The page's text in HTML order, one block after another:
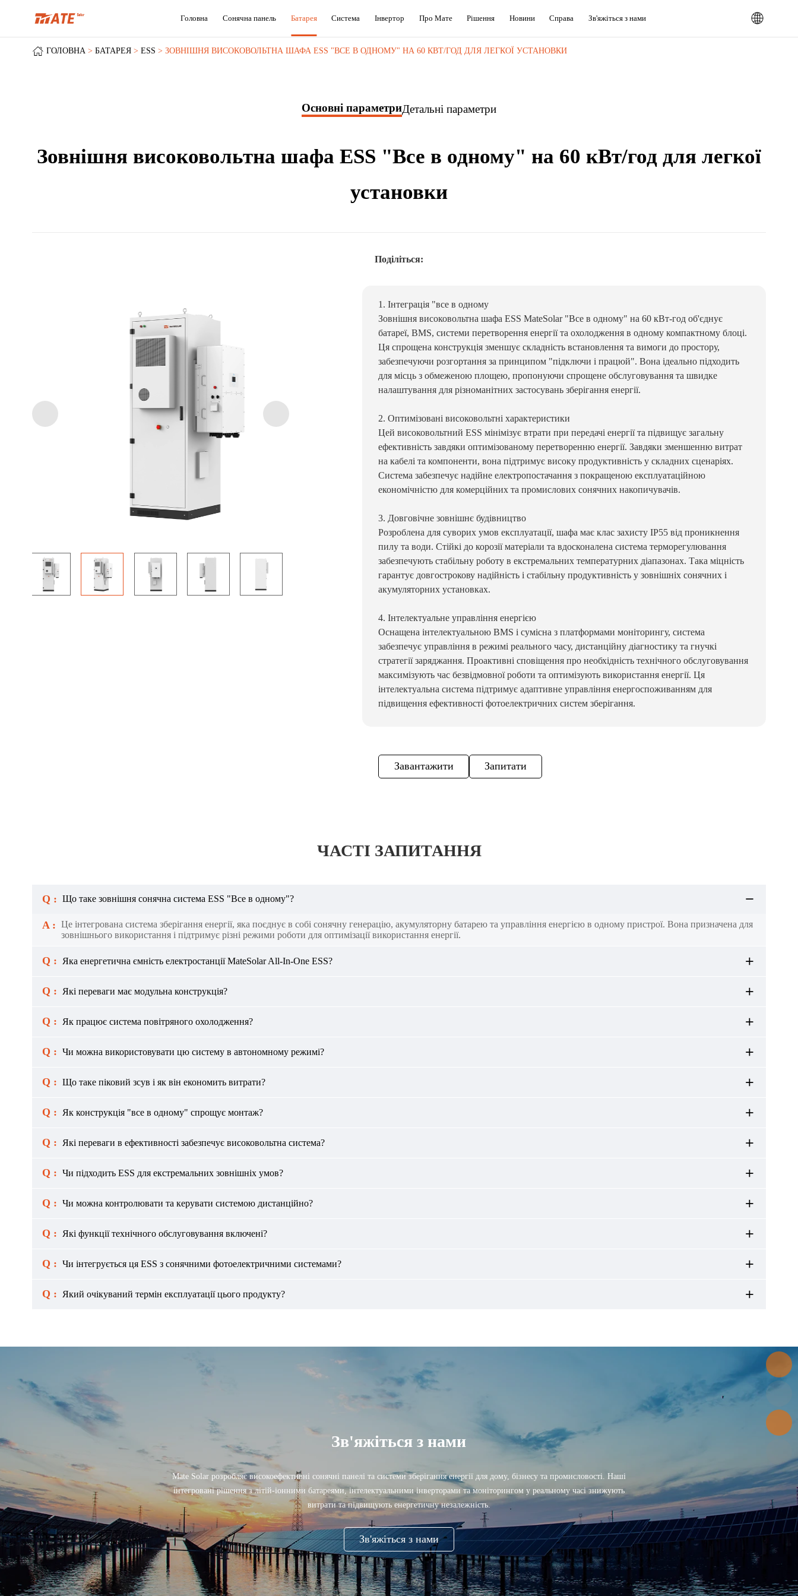
Головна Сонячна панель Батарея Система Інвертор Про Мате Рішення Новини Справа Зв'яжіться з нами
ГОЛОВНА БАТАРЕЯ ESS ЗОВНІШНЯ ВИСОКОВОЛЬТНА ШАФА ESS "ВСЕ В ОДНОМУ" НА 60 КВТ/ГОД ДЛЯ ЛЕГКОЇ УСТАНОВКИ
Основні параметриДетальні параметри
Зовнішня високовольтна шафа ESS "Все в одному" на 60 кВт/год для легкої
установки
Поділіться:
1. Інтеграція "все в одному
Зовнішня високовольтна шафа ESS MateSolar "Все в одному" на 60 кВт-год об'єднує
батареї, BMS, системи перетворення енергії та охолодження в одному компактному блоці.
Ця спрощена конструкція зменшує складність встановлення та вимоги до простору,
забезпечуючи розгортання за принципом "підключи і працюй". Вона ідеально підходить
для місць з обмеженою площею, пропонуючи спрощене обслуговування та швидке
налаштування для різноманітних застосувань зберігання енергії.
2. Оптимізовані високовольтні характеристики
Цей високовольтний ESS мінімізує втрати при передачі енергії та підвищує загальну
ефективність завдяки оптимізованому перетворенню енергії. Завдяки зменшенню витрат
на кабелі та компоненти, вона підтримує високу продуктивність у складних сценаріях.
Система забезпечує надійне електропостачання з покращеною експлуатаційною
економічністю для комерційних та промислових сонячних накопичувачів.
3. Довговічне зовнішнє будівництво
Розроблена для суворих умов експлуатації, шафа має клас захисту IP55 від проникнення
пилу та води. Стійкі до корозії матеріали та вдосконалена система терморегулювання
забезпечують стабільну роботу в екстремальних температурних діапазонах. Така міцність
гарантує довгострокову надійність і стабільну продуктивність у зовнішніх сонячних і
акумуляторних установках.
4. Інтелектуальне управління енергією
Оснащена інтелектуальною BMS і сумісна з платформами моніторингу, система
забезпечує управління в режимі реального часу, дистанційну діагностику та гнучкі
стратегії заряджання. Проактивні сповіщення про необхідність технічного обслуговування
максимізують час безвідмовної роботи та оптимізують використання енергії. Ця
інтелектуальна система підтримує адаптивне управління енергоспоживанням для
підвищення ефективності фотоелектричних систем зберігання.
Завантажити Запитати
ЧАСТІ ЗАПИТАННЯ
Q : Що таке зовнішня сонячна система ESS "Все в одному"?
A : Це інтегрована система зберігання енергії, яка поєднує в собі сонячну генерацію, акумуляторну батарею та управління енергією в одному пристрої. Вона призначена для
зовнішнього використання і підтримує різні режими роботи для оптимізації використання енергії.
Q : Яка енергетична ємність електростанції MateSolar All-In-One ESS?
Q : Які переваги має модульна конструкція?
Q : Як працює система повітряного охолодження?
Q : Чи можна використовувати цю систему в автономному режимі?
Q : Що таке піковий зсув і як він економить витрати?
Q : Як конструкція "все в одному" спрощує монтаж?
Q : Які переваги в ефективності забезпечує високовольтна система?
Q : Чи підходить ESS для екстремальних зовнішніх умов?
Q : Чи можна контролювати та керувати системою дистанційно?
Q : Які функції технічного обслуговування включені?
Q : Чи інтегрується ця ESS з сонячними фотоелектричними системами?
Q : Який очікуваний термін експлуатації цього продукту?
Зв'яжіться з нами
Mate Solar розробляє високоефективні сонячні панелі та системи зберігання енергії для дому, бізнесу та промисловості. Наші
інтегровані рішення з літій-іонними батареями, інтелектуальними інверторами та моніторингом у реальному часі знижують
витрати та підвищують енергетичну незалежність.
Зв'яжіться з нами